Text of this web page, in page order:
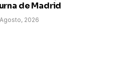
de Madrid
2026